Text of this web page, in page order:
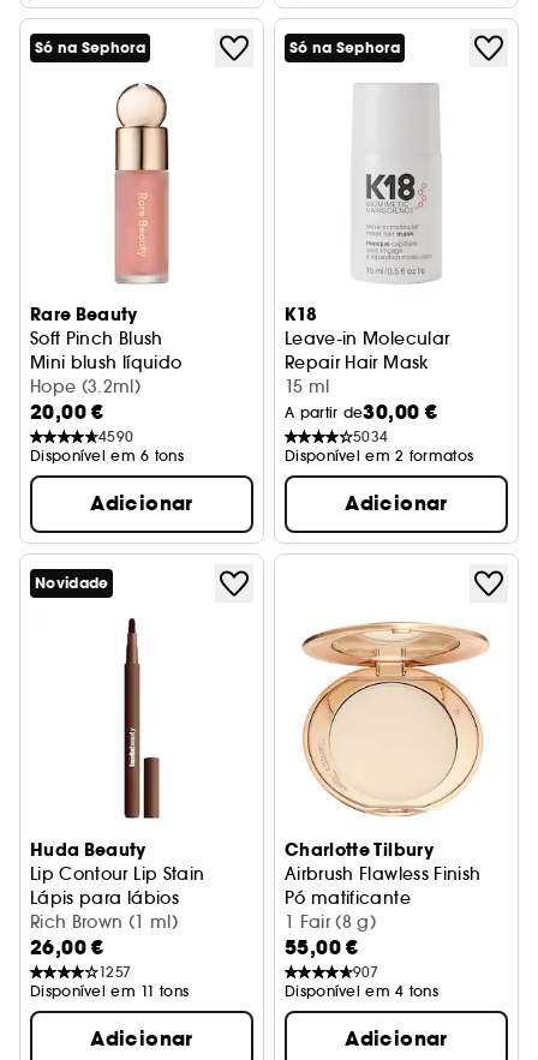
Só na Sephora
Rare Beauty
Soft Pinch Blush
Mini blush líquido
Hope (3.2ml)
20,00 €
4590
Disponível em 6 tons
Adicionar
Só na Sephora
K18
Leave-in Molecular
Repair Hair Mask
Cabelo Danificado -
15 ml
A partir de30,00 €
5034
Disponível em 2 formatos
Adicionar
Novidade
Huda Beauty
Lip Contour Lip Stain
Lápis para lábios
Rich Brown (1 ml)
26,00 €
1257
Disponível em 11 tons
Adicionar
Charlotte Tilbury
Airbrush Flawless Finish
Pó matificante
1 Fair (8 g)
55,00 €
907
Disponível em 4 tons
Adicionar